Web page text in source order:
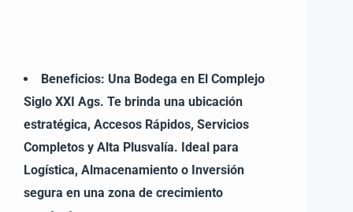
Beneficios: Una Bodega en El Complejo
Siglo XXI Ags. Te brinda una ubicación
estratégica, Accesos Rápidos, Servicios
Completos y Alta Plusvalía. Ideal para
Logística, Almacenamiento o Inversión
segura en una zona de crecimiento